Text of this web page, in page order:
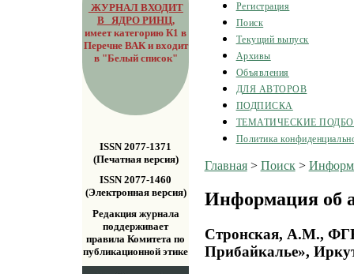
ЖУРНАЛ ВХОДИТ
В ЯДРО РИНЦ,
имеет категорию К1 в
Перечне ВАК и входит
в "Белый список"
ISSN 2077-1371
(Печатная версия)
ISSN 2077-1460
(Электронная версия)
Редакция журнала
поддерживает
правила Комитета по
публикационной этике
Регистрация
Поиск
Текущий выпуск
Архивы
Объявления
ДЛЯ АВТОРОВ
ПОДПИСКА
ТЕМАТИЧЕСКИЕ
Политика
Главная> Поиск>
Информация об
Стронская, А.М.,
Прибайкалье»,